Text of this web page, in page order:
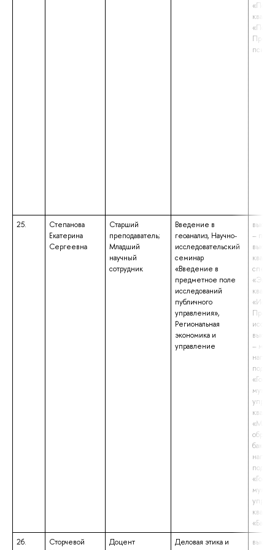
25.
Степанова
Екатерина
Сергеевна
Старший
преподаватель;
Младший
научный
сотрудник
Введение в
геоанализ, Научно-
исследовательский
семинар
«Введение в
предметное поле
исследований
публичного
управления»,
Региональная
экономика и
управление
–
–
26.
Сторчевой
Доцент
Деловая этика и